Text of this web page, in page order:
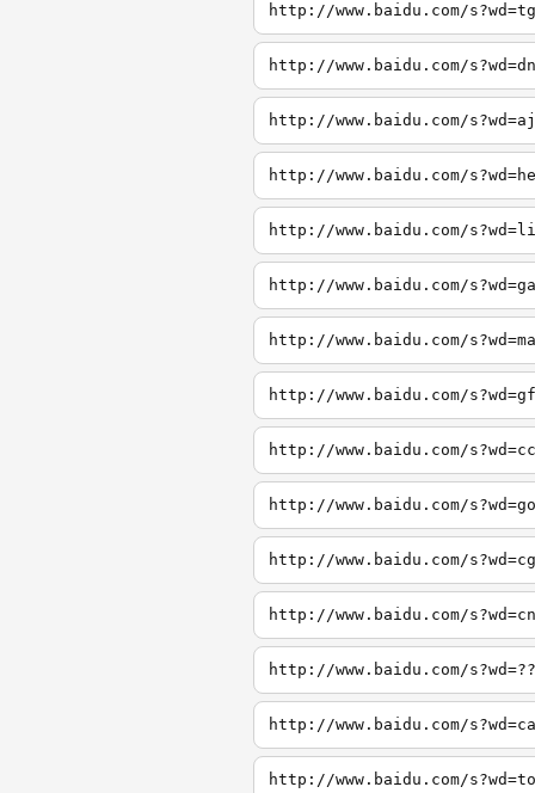
http://www.baidu.com/s?wd=tg
http://www.baidu.com/s?wd=dn
http://www.baidu.com/s?wd=aj
http://www.baidu.com/
http://www.baidu.com/
http://www.baidu.com/
http://www.baidu.com/
http://www.baidu.com/
http://www.baidu.com/
http://www.baidu.com/
http://www.baidu.com/
http://www.baidu.com/
http://www.baidu.com/
http://www.baidu.com/
http://www.baidu.com/